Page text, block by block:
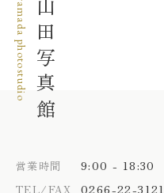
山田写真館
yamada photostudio
営業時間 9:00 - 18:30
TEL/FAX 0266-22-3121